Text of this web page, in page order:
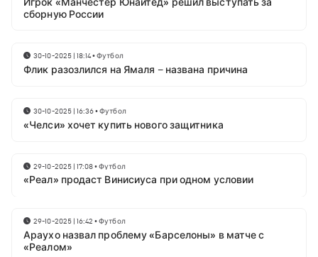
Игрок «Манчестер Юнайтед» решил выступать за
сборную России
30-10-2025 | 18:14•Футбол
Флик разозлился на Ямаля – названа причина
30-10-2025 | 16:36•Футбол
«Челси» хочет купить нового защитника
29-10-2025 | 17:08•Футбол
«Реал» продаст Винисиуса при одном условии
29-10-2025 | 16:42 •Футбол
Араухо назвал проблему «Барселоны» в матче с
«Реалом»